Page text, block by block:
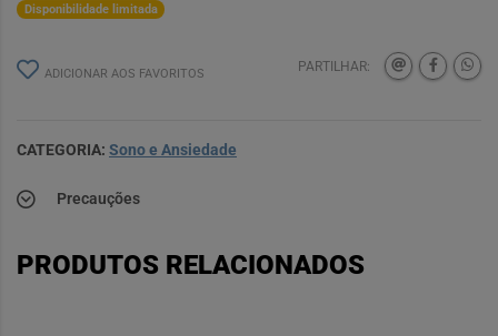
Disponibilidade limitada
ADICIONAR AOS FAVORITOS PARTILHAR:
CATEGORIA: Sono e Ansiedade
Precauções
PRODUTOS RELACIONADOS